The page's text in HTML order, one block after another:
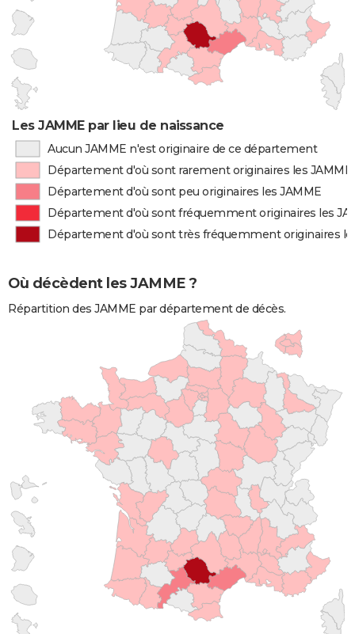
Les JAMME par lieu de naissance
Aucun JAMME n'est originaire de ce département
Département d'où sont rarement originaires les JAMME
Département d'où sont peu originaires les JAMME
Département d'où sont fréquemment originaires les
Département d'où sont très fréquemment originaires
Où décèdent les JAMME ?
Répartition des JAMME par département de décès.